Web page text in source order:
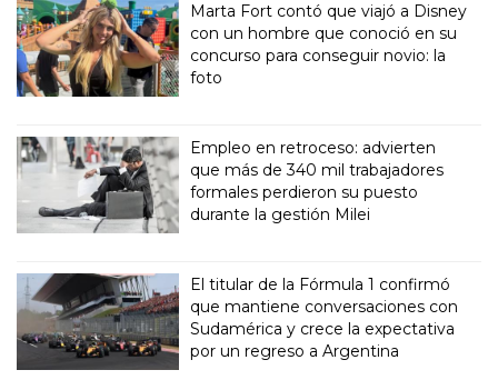
Marta Fort contó que viajó a Disney
con un hombre que conoció en su
concurso para conseguir novio: la
foto
Empleo en retroceso: advierten
que más de 340 mil trabajadores
formales perdieron su puesto
durante la gestión Milei
El titular de la Fórmula 1 confirmó
que mantiene conversaciones con
Sudamérica y crece la expectativa
por un regreso a Argentina